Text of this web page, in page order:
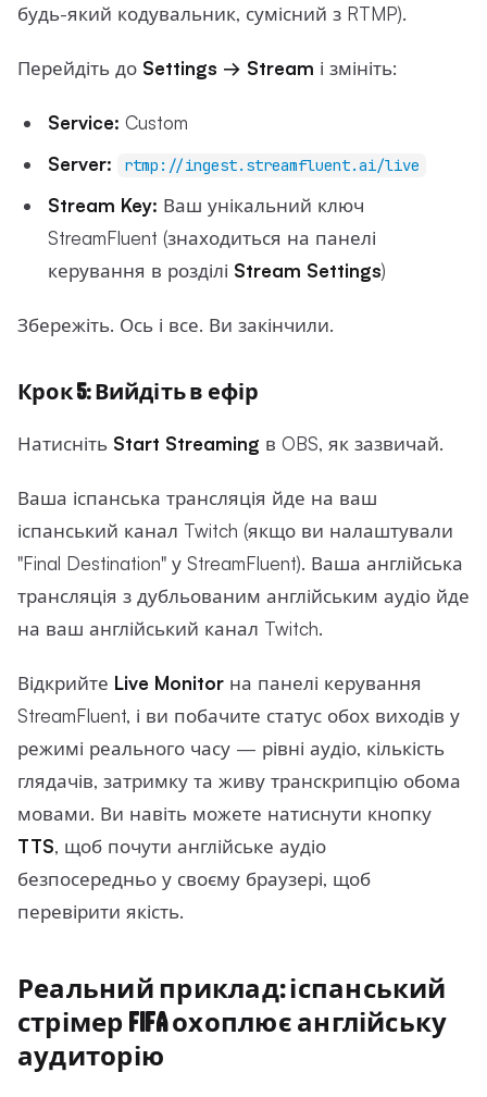
будь-який кодувальник, сумісний з RTMP).
Перейдіть до Settings → Stream і змініть:
Service: Custom
Server:
rtmp://ingest.streamfluent.ai/live
Stream Key: Ваш унікальний ключ
StreamFluent (знаходиться на панелі
керування в розділі Stream Settings)
Збережіть. Ось і все. Ви закінчили.
Крок 5: Вийдіть в ефір
Натисніть Start Streaming в OBS, як зазвичай.
Ваша іспанська трансляція йде на ваш
іспанський канал Twitch (якщо ви налаштували
"Final Destination" у StreamFluent). Ваша англійська
трансляція з дубльованим англійським аудіо йде
на ваш англійський канал Twitch.
Відкрийте Live Monitor на панелі керування
StreamFluent, і ви побачите статус обох виходів у
режимі реального часу — рівні аудіо, кількість
глядачів, затримку та живу транскрипцію обома
мовами. Ви навіть можете натиснути кнопку
TTS, щоб почути англійське аудіо
безпосередньо у своєму браузері, щоб
перевірити якість.
Реальний приклад: іспанський
стрімер FIFA охоплює англійську
аудиторію